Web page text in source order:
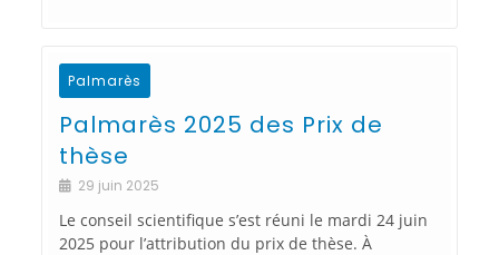
Palmarès
Palmarès 2025 des Prix de
thèse
29 juin 2025
Le conseil scientifique s’est réuni le mardi 24 juin
2025 pour l’attribution du prix de thèse. À